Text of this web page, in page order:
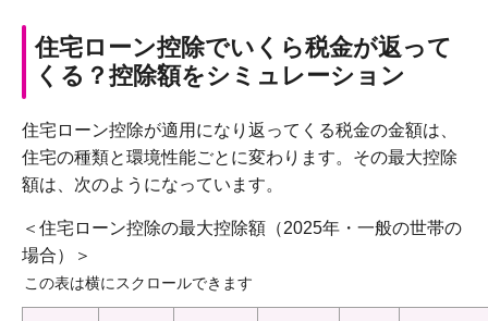
住宅ローン控除でいくら税金が返って
くる？控除額をシミュレーション
住宅ローン控除が適用になり返ってくる税金の金額は、
住宅の種類と環境性能ごとに変わります。その最大控除
額は、次のようになっています。
＜住宅ローン控除の最大控除額（2025年・一般の世帯の
場合）＞
この表は横にスクロールできます